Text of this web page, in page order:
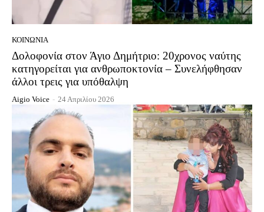
ΚΟΙΝΩΝΊΑ
Δολοφονία στον Άγιο Δημήτριο: 20χρονος ναύτης
κατηγορείται για ανθρωποκτονία – Συνελήφθησαν
άλλοι τρεις για υπόθαλψη
Aigio Voice - 24 Απριλίου 2026